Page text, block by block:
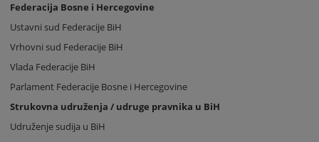
Federacija Bosne i Hercegovine
Ustavni sud Federacije BiH
Vrhovni sud Federacije BiH
Vlada Federacije BiH
Parlament Federacije Bosne i Hercegovine
Strukovna udruženja / udruge pravnika u BiH
Udruženje sudija u BiH